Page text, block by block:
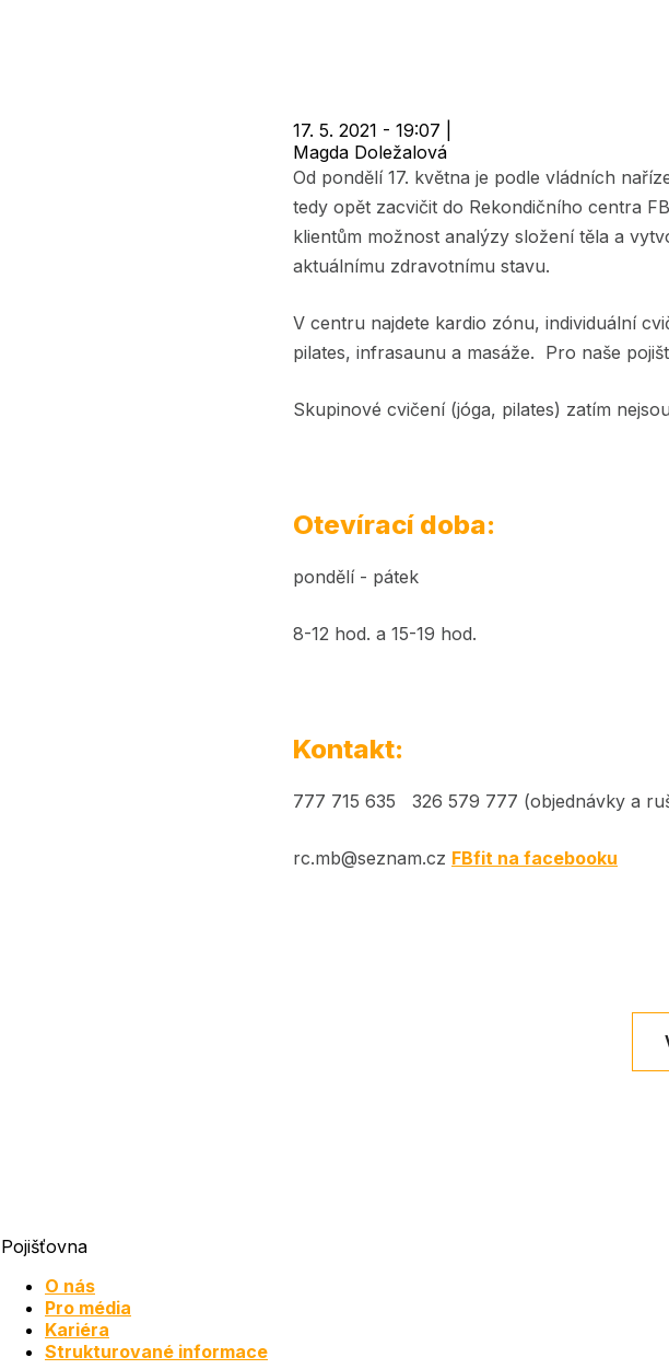
17. 5. 2021 - 19:07
Magda Doležalová
Od pondělí 17. května je podle vládních
tedy opět zacvičit do Rekondičního centra
klientům možnost analýzy složení těla a
aktuálnímu zdravotnímu stavu.
V centru najdete kardio zónu, individuální
pilates, infrasaunu a masáže. Pro naše
Skupinové cvičení (jóga, pilates) zatím
Otevírací doba:
pondělí - pátek
8-12 hod. a 15-19 hod.
Kontakt:
777 715 635 326 579 777 (objednávky a
rc.mb@seznam.cz FBfit na facebooku
Pojišťovna
O nás
Pro média
Kariéra
Strukturované informace